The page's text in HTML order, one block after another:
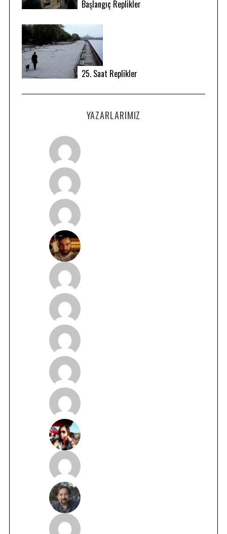
Başlangıç Replikler
25. Saat Replikler
YAZARLARIMIZ
h
o
r
: